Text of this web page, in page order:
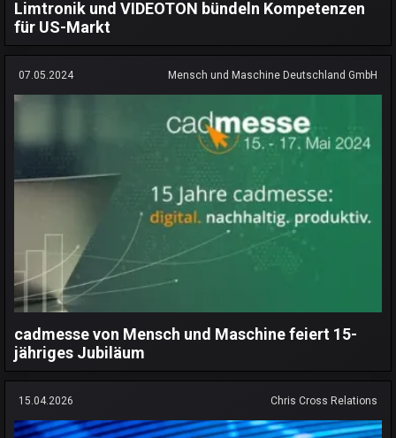
Limtronik und VIDEOTON bündeln Kompetenzen
für US-Markt
07.05.2024 Mensch und Maschine Deutschland GmbH
cadmesse von Mensch und Maschine feiert 15-
jähriges Jubiläum
15.04.2026 Chris Cross Relations